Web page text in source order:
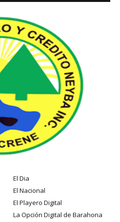
El Dia
El Nacional
El Playero Digital
La Opción Digital de Barahona